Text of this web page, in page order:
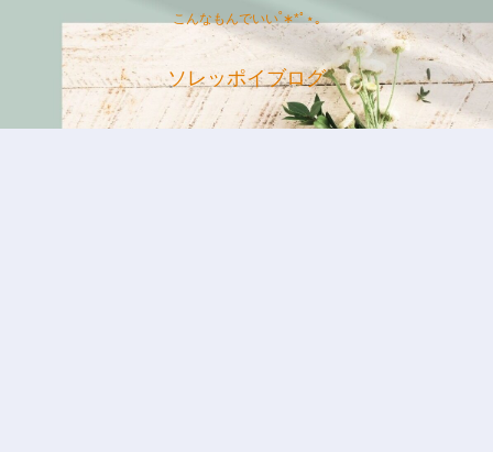
こんなもんでいい˚∗*ﾟ⋆｡
ソレッポイブログ